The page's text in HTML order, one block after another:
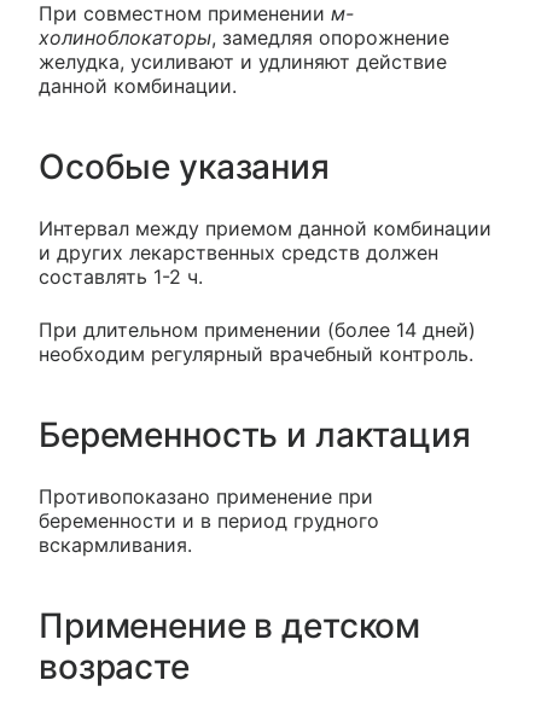
При совместном применении м-
холиноблокаторы, замедляя опорожнение
желудка, усиливают и удлиняют действие
данной комбинации.
Особые указания
Интервал между приемом данной комбинации
и других лекарственных средств должен
составлять 1-2 ч.
При длительном применении (более 14 дней)
необходим регулярный врачебный контроль.
Беременность и лактация
Противопоказано применение при
беременности и в период грудного
вскармливания.
Применение в детском
возрасте